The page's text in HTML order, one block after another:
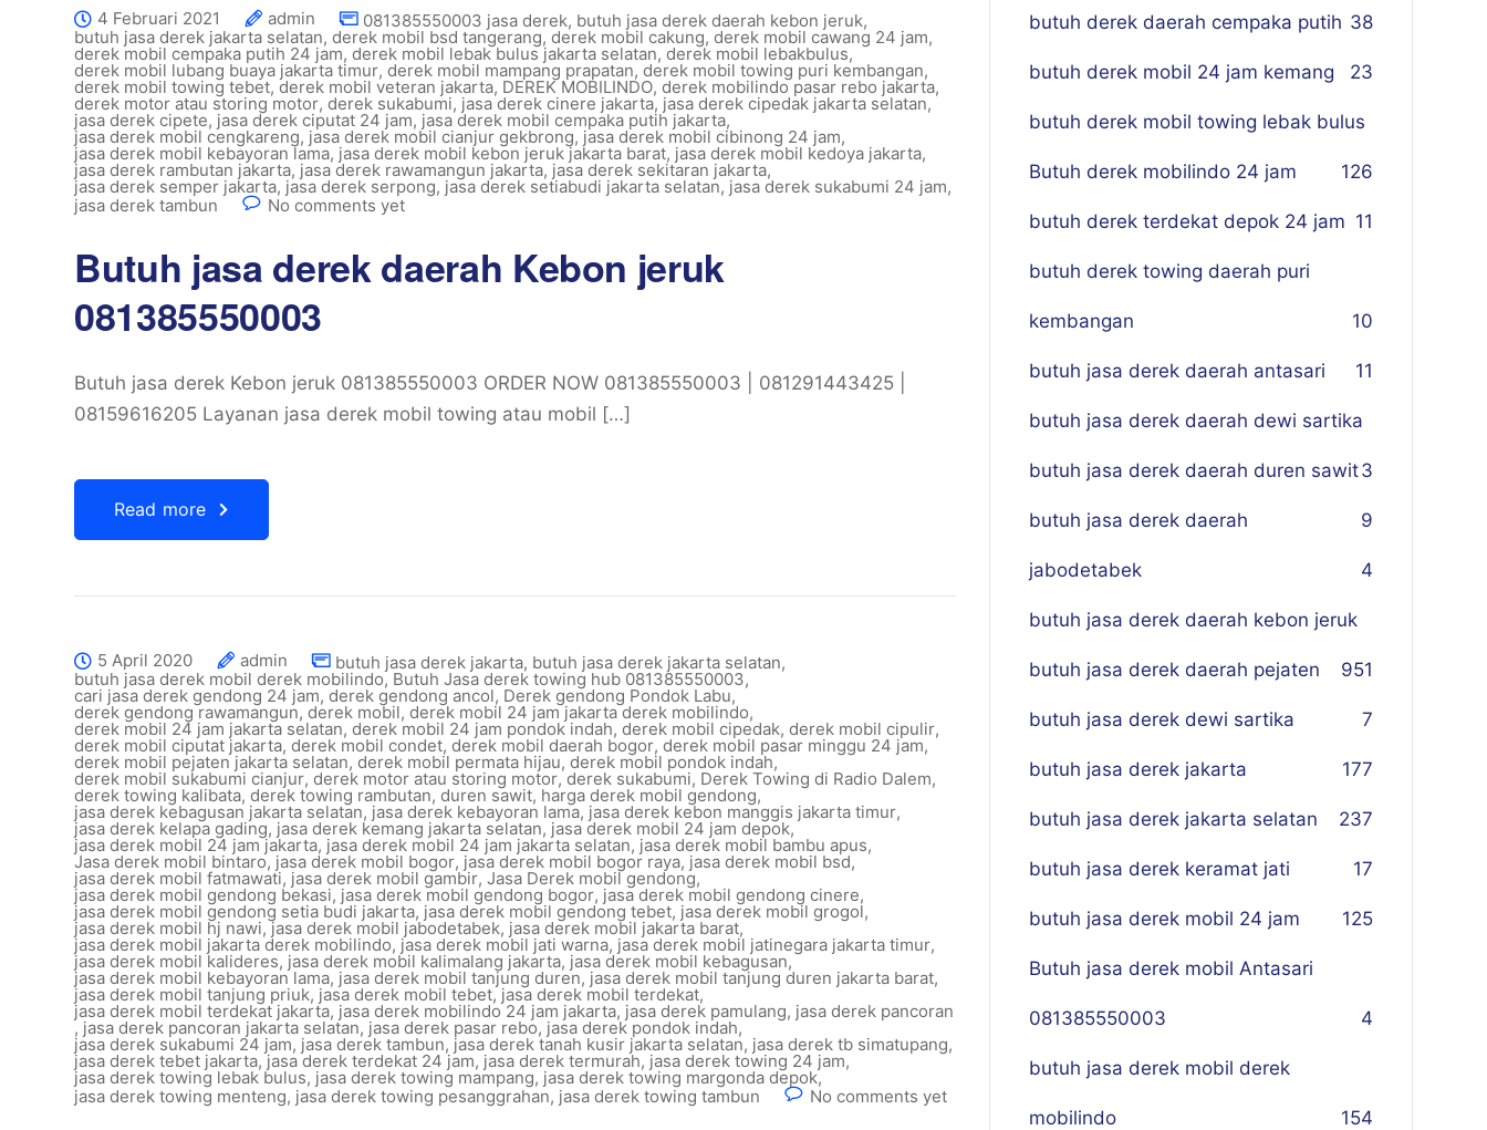
4 Februari 2021 admin 081385550003 jasa derek, butuh jasa derek daerah kebon jeruk,
butuh jasa derek jakarta selatan, derek mobil bsd tangerang, derek mobil cakung, derek mobil cawang 24 jam,
derek mobil cempaka putih 24 jam, derek mobil lebak bulus jakarta selatan, derek mobil lebakbulus,
derek mobil lubang buaya jakarta timur, derek mobil mampang prapatan, derek mobil towing puri kembangan,
derek mobil towing tebet, derek mobil veteran jakarta, DEREK MOBILINDO, derek mobilindo pasar rebo jakarta,
derek motor atau storing motor, derek sukabumi, jasa derek cinere jakarta, jasa derek cipedak jakarta selatan,
jasa derek cipete, jasa derek ciputat 24 jam, jasa derek mobil cempaka putih jakarta,
jasa derek mobil cengkareng, jasa derek mobil cianjur gekbrong, jasa derek mobil cibinong 24 jam,
jasa derek mobil kebayoran lama, jasa derek mobil kebon jeruk jakarta barat, jasa derek mobil kedoya jakarta,
jasa derek rambutan jakarta, jasa derek rawamangun jakarta, jasa derek sekitaran jakarta,
jasa derek semper jakarta, jasa derek serpong, jasa derek setiabudi jakarta selatan, jasa derek sukabumi 24 jam,
jasa derek tambun
No comments yet
Butuh jasa derek daerah Kebon jeruk
081385550003
Butuh jasa derek Kebon jeruk 081385550003 ORDER NOW 081385550003 | 081291443425 |
08159616205 Layanan jasa derek mobil towing atau mobil […]
Read more
5 April 2020 admin butuh jasa derek jakarta, butuh jasa derek jakarta selatan,
butuh jasa derek mobil derek mobilindo, Butuh Jasa derek towing hub 081385550003,
cari jasa derek gendong 24 jam, derek gendong ancol, Derek gendong Pondok Labu,
derek gendong rawamangun, derek mobil, derek mobil 24 jam jakarta derek mobilindo,
derek mobil 24 jam jakarta selatan, derek mobil 24 jam pondok indah, derek mobil cipedak, derek mobil cipulir,
derek mobil ciputat jakarta, derek mobil condet, derek mobil daerah bogor, derek mobil pasar minggu 24 jam,
derek mobil pejaten jakarta selatan, derek mobil permata hijau, derek mobil pondok indah,
derek mobil sukabumi cianjur, derek motor atau storing motor,derek sukabumi, Derek Towing di Radio Dalem,
derek towing kalibata, derek towing rambutan, duren sawit, harga derek mobil gendong,
jasa derek kebagusan jakarta selatan, jasa derek kebayoran lama, jasa derek kebon manggis jakarta timur,
jasa derek kelapa gading, jasa derek kemang jakarta selatan, jasa derek mobil 24 jam depok,
jasa derek mobil 24 jam jakarta, jasa derek mobil 24 jam jakarta selatan, jasa derek mobil bambu apus,
Jasa derek mobil bintaro, jasa derek mobil bogor, jasa derek mobil bogor raya, jasa derek mobil bsd,
jasa derek mobil fatmawati, jasa derek mobil gambir, Jasa Derek mobil gendong,
jasa derek mobil gendong bekasi, jasa derek mobil gendong bogor, jasa derek mobil gendong cinere,
jasa derek mobil gendong setia budi jakarta, jasa derek mobil gendong tebet, jasa derek mobil grogol,
jasa derek mobil hj nawi,jasa derek mobil jabodetabek, jasa derek mobil jakarta barat,
jasa derek mobil jakarta derek mobilindo, jasa derek mobil jati warna, jasa derek mobil jatinegara jakarta timur,
jasa derek mobil kalideres, jasa derek mobil kalimalang jakarta, jasa derek mobil kebagusan,
jasa derek mobil kebayoran lama, jasa derek mobil tanjung duren, jasa derek mobil tanjung duren jakarta barat,
jasa derek mobil tanjung priuk, jasa derek mobil tebet, jasa derek mobil terdekat,
jasa derek mobil terdekat jakarta, jasa derek mobilindo 24 jam jakarta, jasa derek pamulang, jasa derek pancoran
, jasa derek pancoran jakarta selatan, jasa derek pasar rebo, jasa derek pondok indah,
jasa derek sukabumi 24 jam, jasa derek tambun, jasa derek tanah kusir jakarta selatan, jasa derek tb simatupang,
jasa derek tebet jakarta,jasa derek terdekat 24 jam, jasa derek termurah, jasa derek towing 24 jam,
jasa derek towing lebak bulus, jasa derek towing mampang, jasa derek towing margonda depok,
jasa derek towing menteng, jasa derek towing pesanggrahan, jasa derek towing tambun No comments yet
butuh derek daerah cempaka putih 38
butuh derek mobil 24 jam kemang 23
butuh derek mobil towing lebak bulus
26
Butuh derek mobilindo 24 jam 1
butuh derek terdekat depok 24 jam 11
butuh derek towing daerah puri
kembangan 10
butuh jasa derek daerah antasari 11
butuh jasa derek daerah dewi sartika
3
butuh jasa derek daerah duren sawit
9
butuh jasa derek daerah
jabodetabek 4
butuh jasa derek daerah kebon jeruk
51
butuh jasa derek daerah pejaten 9
butuh jasa derek dewi sartika 7
butuh jasa derek jakarta 177
butuh jasa derek jakarta selatan 237
butuh jasa derek keramat jati 17
butuh jasa derek mobil 24 jam 125
Butuh jasa derek mobil Antasari
081385550003 4
butuh jasa derek mobil derek
mobilindo 154